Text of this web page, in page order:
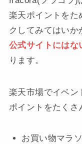
楽天ポイントをた
クしてみてはいか
公式サイトにはな
ります。
楽天市場でイベン
ポイントをたくさ
お買い物マラ